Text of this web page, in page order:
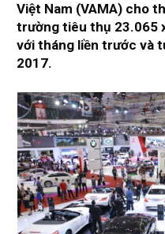
Việt Nam (VAMA) cho
trường tiêu thụ 23.065
với tháng liền trước và
2017.